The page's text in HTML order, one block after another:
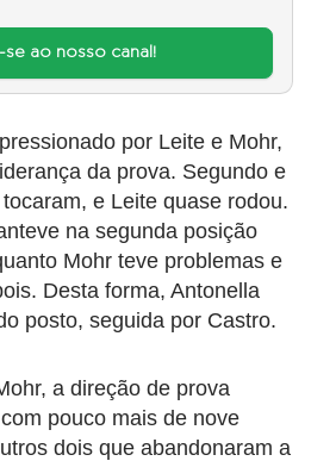
ao nosso canal!
por Leite e Mohr,
da prova. Segundo e
e Leite quase rodou.
na segunda posição
Mohr teve problemas e
Desta forma, Antonella
posto, seguida por Castro.
a direção de prova
pouco mais de nove
dois que abandonaram a